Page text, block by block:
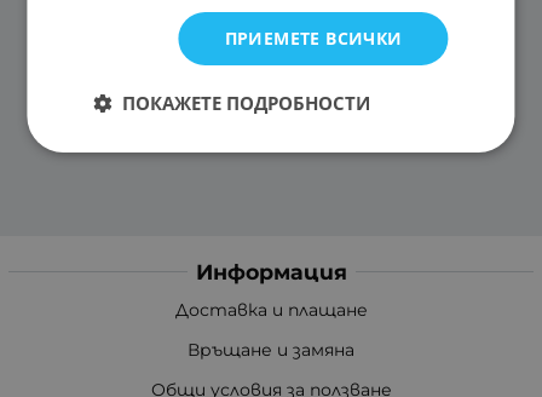
Информация
Доставка и плащане
Връщане и замяна
Общи условия за ползване
ПРИЕМЕТЕ ВСИЧКИ
ПОКАЖЕТЕ ПОДРОБНОСТИ